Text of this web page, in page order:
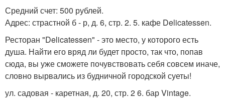
Средний счет: 500 рублей.
Адрес: страстной б - р, д. 6, стр. 2. 5. кафе Delicatessen.
Ресторан "Delicatessen" - это место, у которого есть
душа. Найти его вряд ли будет просто, так что, попав
сюда, вы уже сможете почувствовать себя совсем иначе,
словно вырвались из будничной городской суеты!
ул. садовая - каретная, д. 20, стр. 2 6. бар Vintage.